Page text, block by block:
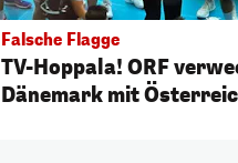
Falsche Flagge
TV-Hoppala! ORF
Dänemark mit